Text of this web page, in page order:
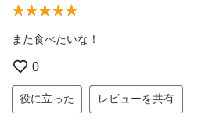
また食べたいな！
0
役に立った レビューを共有